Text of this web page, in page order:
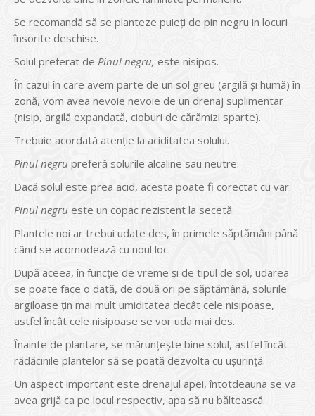
Se recomandă să se planteze puieți de pin negru in locuri
însorite deschise.
Solul preferat de Pinul negru, este nisipos.
În cazul în care avem parte de un sol greu (argilă și humă) în
zonă, vom avea nevoie nevoie de un drenaj suplimentar
(nisip, argilă expandată, cioburi de cărămizi sparte).
Trebuie acordată atenție la aciditatea solului.
Pinul negru preferă solurile alcaline sau neutre.
Dacă solul este prea acid, acesta poate fi corectat cu var.
Pinul negru este un copac rezistent la secetă.
Plantele noi ar trebui udate des, în primele săptămâni până
când se acomodează cu noul loc.
După aceea, în funcție de vreme și de tipul de sol, udarea
se poate face o dată, de două ori pe săptămână, solurile
argiloase țin mai mult umiditatea decât cele nisipoase,
astfel încât cele nisipoase se vor uda mai des.
Înainte de plantare, se mărunțește bine solul, astfel încât
rădăcinile plantelor să se poată dezvolta cu ușurință.
Un aspect important este drenajul apei, întotdeauna se va
avea grijă ca pe locul respectiv, apa să nu băltească.